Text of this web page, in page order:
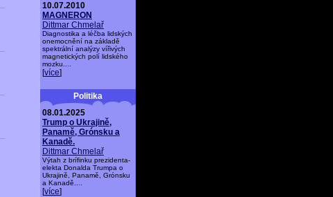
10.07.2010
MAGNERON
Dittmar Chmelař
Diagnostika a léčba lidských
onemocnění na základě
spektrální analýzy vířivých
magnetických polí lidského
mozku....
[více]
Politika
08.01.2025
Trump o Ukrajině,
Panamě, Grónsku a
Kanadě.
Dittmar Chmelař
Výtah z brífinku prezidenta-
elekta Donalda Trumpa o
Ukrajině, Panamě, Grónsku
a Kanadě....
[více]